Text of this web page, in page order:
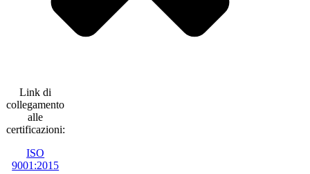
Link di
collegamento
alle
certificazioni:
ISO
9001:2015